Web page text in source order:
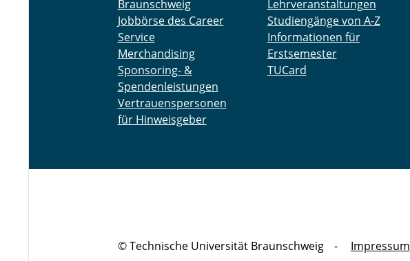
Braunschweig
Jobbörse des Career
Service
Merchandising
Sponsoring- &
Spendenleistungen
Vertrauenspersonen
für Hinweisgeber
Lehrveranstaltungen
Studiengänge von A-Z
Informationen für
Erstsemester
TUCard
© Technische Universität Braunschweig Impressum